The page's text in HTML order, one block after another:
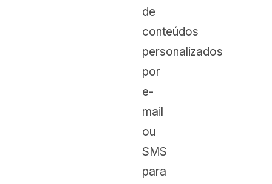
de
conteúdos
personalizados
por
e-
mail
ou
SMS
para